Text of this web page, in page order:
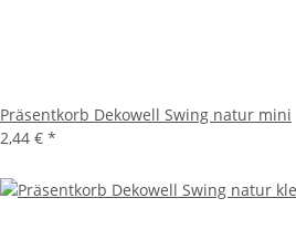
Präsentkorb Dekowell Swing natur mini
2,44 € *